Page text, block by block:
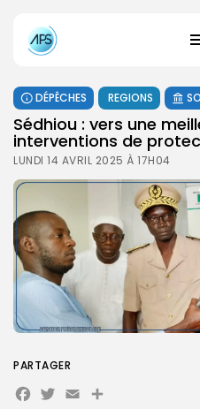
DÉPÊCHES REGIONS
Sédhiou : vers une
interventions de
LUNDI 14 AVRIL 2025 À 17H04
PARTAGER
Facebook
Twitter
EmailPartager